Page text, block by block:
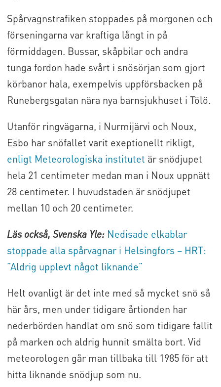
Spårvagnstrafiken stoppades på morgonen och
förseningarna var kraftiga långt in på
förmiddagen. Bussar, skåpbilar och andra
tunga fordon hade svårt i snösörjan som gjort
körbanor hala, exempelvis uppförsbacken på
Runebergsgatan nära nya barnsjukhuset i Tölö.
Utanför ringvägarna, i Nurmijärvi och Noux,
Esbo har snöfallet varit exeptionellt rikligt,
enligt Meteorologiska institutet är snödjupet
hela 21 centimeter medan man i Noux uppnätt
28 centimeter. I huvudstaden är snödjupet
mellan 10 och 20 centimeter.
Läs också, Svenska Yle: Nedisade elkablar
stoppade alla spårvagnar i Helsingfors – HRT:
”Aldrig upplevt något liknande”
Helt ovanligt är det inte med så mycket snö så
här års, men under tidigare årtionden har
nederbörden handlat om snö som tidigare fallit
på marken och aldrig hunnit smälta bort. Vid
meteorologen går man tillbaka till 1985 för att
hitta liknande snödjup som nu.